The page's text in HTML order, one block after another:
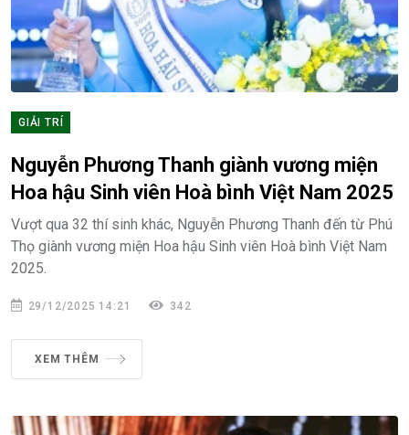
GIẢI TRÍ
Nguyễn Phương Thanh giành vương miện
Hoa hậu Sinh viên Hoà bình Việt Nam 2025
Vượt qua 32 thí sinh khác, Nguyễn Phương Thanh đến từ Phú
Thọ giành vương miện Hoa hậu Sinh viên Hoà bình Việt Nam
2025.
29/12/2025 14:21 342
XEM THÊM